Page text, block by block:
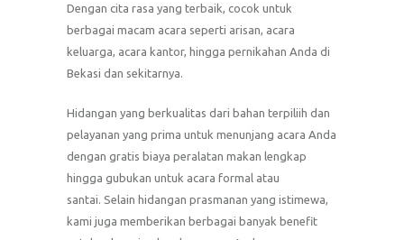
Dengan cita rasa yang terbaik, cocok untuk
berbagai macam acara seperti arisan, acara
keluarga, acara kantor, hingga pernikahan Anda di
Bekasi dan sekitarnya.
Hidangan yang berkualitas dari bahan terpiliih dan
pelayanan yang prima untuk menunjang acara Anda
dengan gratis biaya peralatan makan lengkap
hingga gubukan untuk acara formal atau
santai. Selain hidangan prasmanan yang istimewa,
kami juga memberikan berbagai banyak benefit